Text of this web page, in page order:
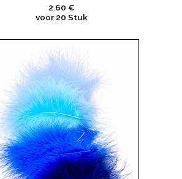
2.60 €
voor 20 Stuk